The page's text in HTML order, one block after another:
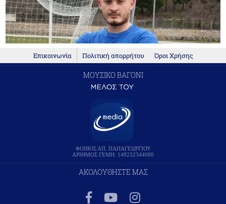
Επικοινωνία Πολιτική απορρήτου Όροι Χρήσης
ΜΟΥΣΙΚΟ ΒΑΓΟΝΙ
ΦΟΙΒΟΣ ΑΠ. ΠΑΠΑΓΕΩΡΓΙΟΥ
ΑΡΙΘΜΟΣ ΓΕΜΗ: 149232344000
ΑΚΟΛΟΥΘΗΣΤΕ ΜΑΣ